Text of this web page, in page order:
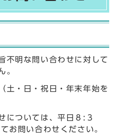
不明な問い合わせに対して
。
土・日・祝日・年末年始を
については、平日８:３
お問い合わせください。